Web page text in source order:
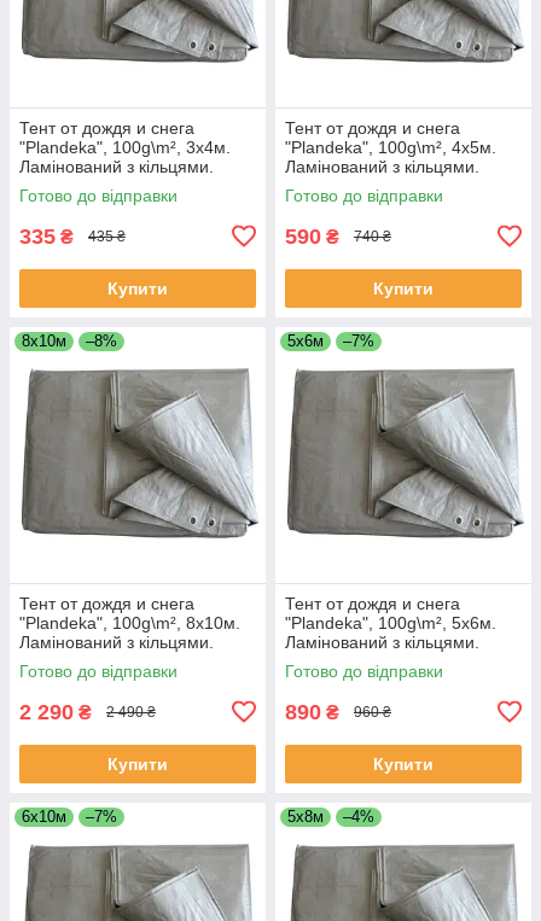
Тент от дождя и снега
"Plandeka", 100g\m², 3х4м.
Ламінований з кільцями.
Пологи.
Готово до відправки
335 ₴ 435 ₴
Купити
Тент от дождя и снега
"Plandeka", 100g\m², 4х5м.
Ламінований з кільцями.
Пологи.
Готово до відправки
590 ₴ 740 ₴
Купити
8х10м –8%
Тент от дождя и снега
"Plandeka", 100g\m², 8х10м.
Ламінований з кільцями.
Пологи.
Готово до відправки
2 290 ₴ 2 490 ₴
Купити
5х6м –7%
Тент от дождя и снега
"Plandeka", 100g\m², 5х6м.
Ламінований з кільцями.
Пологи.
Готово до відправки
890 ₴ 960 ₴
Купити
6х10м –7% 5х8м –4%